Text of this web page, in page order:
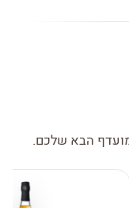
הבא שלכם.